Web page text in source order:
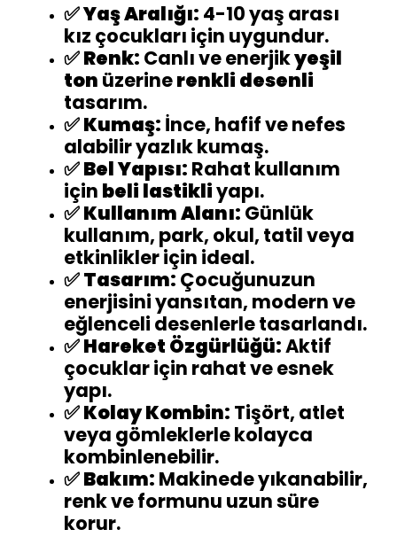
✅Yaş Aralığı: 4-10 yaş arası
kız çocukları için uygundur.
✅Renk: Canlı ve enerjikyeşil
ton üzerinerenkli desenli
tasarım.
✅Kumaş: İnce, hafif ve nefes
alabilir yazlık kumaş.
✅Bel Yapısı: Rahat kullanım
için beli lastikliyapı.
✅Kullanım Alanı: Günlük
kullanım, park, okul, tatil veya
etkinlikler için ideal.
✅Tasarım: Çocuğunuzun
enerjisini yansıtan, modern ve
eğlenceli desenlerle tasarlandı.
✅Hareket Özgürlüğü:Aktif
çocuklar için rahat ve esnek
yapı.
✅Kolay Kombin: Tişört, atlet
veya gömleklerle kolayca
kombinlenebilir.
✅Bakım: Makinede yıkanabilir,
renk ve formunu uzun süre
korur.